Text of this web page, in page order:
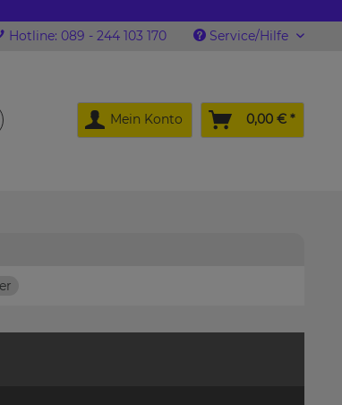
Hotline: 089 - 244 103 170 Service/Hilfe
Mein Konto 0,00 € *